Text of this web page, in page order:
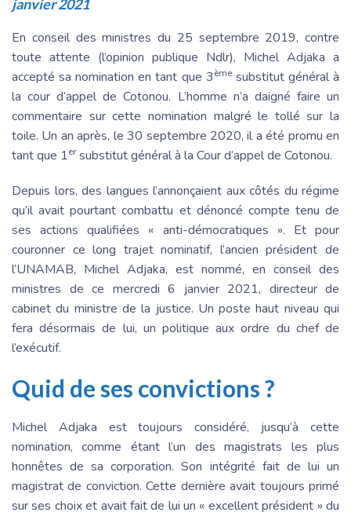
janvier 2021
En conseil des ministres du 25 septembre 2019, contre
toute attente (l’opinion publique Ndlr), Michel Adjaka a
accepté sa nomination en tant que 3èmesubstitut général à
la cour d’appel de Cotonou. L’homme n’a daigné faire un
commentaire sur cette nomination malgré le tollé sur la
toile. Un an après, le 30 septembre 2020, il a été promu en
tant que 1ersubstitut général à la Cour d’appel de Cotonou.
Depuis lors, des langues l’annonçaient aux côtés du régime
qu’il avait pourtant combattu et dénoncé compte tenu de
ses actions qualifiées « anti-démocratiques ». Et pour
couronner ce long trajet nominatif, l’ancien président de
l’UNAMAB, Michel Adjaka, est nommé, en conseil des
ministres de ce mercredi 6 janvier 2021, directeur de
cabinet du ministre de la justice. Un poste haut niveau qui
fera désormais de lui, un politique aux ordre du chef de
l’exécutif.
Quid de ses convictions ?
Michel Adjaka est toujours considéré, jusqu’à cette
nomination, comme étant l’un des magistrats les plus
honnêtes de sa corporation. Son intégrité fait de lui un
magistrat de conviction. Cette dernière avait toujours primé
sur ses choix et avait fait de lui un « excellent président » du